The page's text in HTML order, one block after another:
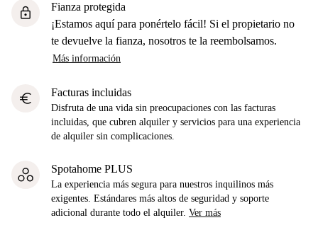
lock
Fianza protegida
¡Estamos aquí para ponértelo fácil! Si el propietario no
te devuelve la fianza, nosotros te la reembolsamos.
Más información
euro Facturas incluidas
Disfruta de una vida sin preocupaciones con las facturas
incluidas, que cubren alquiler y servicios para una experiencia
de alquiler sin complicaciones.
Spotahome PLUS
La experiencia más segura para nuestros inquilinos más
exigentes. Estándares más altos de seguridad y soporte
adicional durante todo el alquiler. Ver más